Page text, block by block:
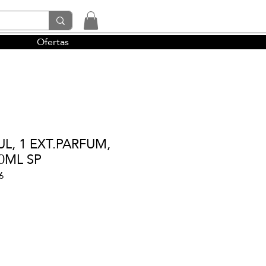
y la perfumería árabe
Ofertas
1 EXT.PARFUM,
SP